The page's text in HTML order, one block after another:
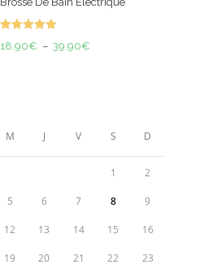
initial
était :
110.00€.
actuel
69.90€.
18.90€ – 39.90€
M J V S D
1 2
5 6 7 8 9
12 13 14 15 16
19 20 21 22 23